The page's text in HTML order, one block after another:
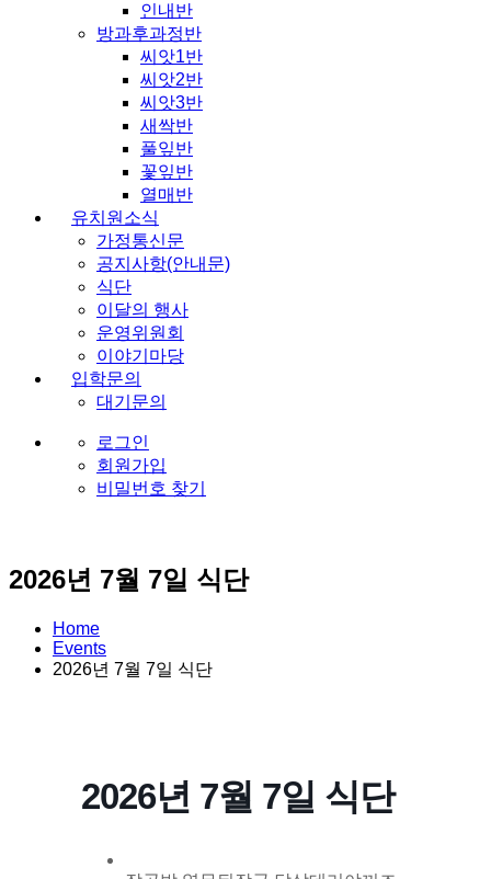
인내반
방과후과정반
씨앗1반
씨앗2반
씨앗3반
새싹반
풀잎반
꽃잎반
열매반
유치원소식
가정통신문
공지사항(안내문)
식단
이달의 행사
운영위원회
이야기마당
입학문의
대기문의
로그인
회원가입
비밀번호 찾기
2026년 7월 7일 식단
Home
Events
2026년 7월 7일 식단
2026년 7월 7일 식단